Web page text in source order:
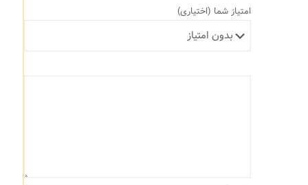
امتیاز شما (اختیاری)